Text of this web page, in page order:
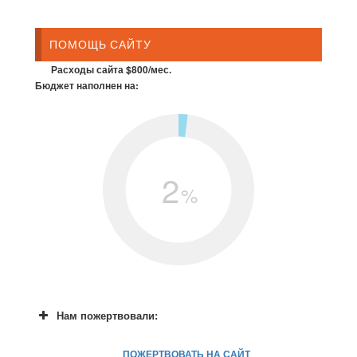
ПОМОЩЬ САЙТУ
Расходы сайта $800/мес.
Бюджет наполнен на:
2%
Нам пожертвовали:
ПОЖЕРТВОВАТЬ НА САЙТ